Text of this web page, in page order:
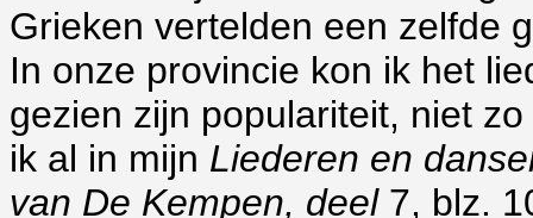
Grieken vertelden een zelfde
In onze provincie kon ik het
gezien zijn populariteit, niet
ik al in mijn Liederen en
van De Kempen, deel 7, blz.